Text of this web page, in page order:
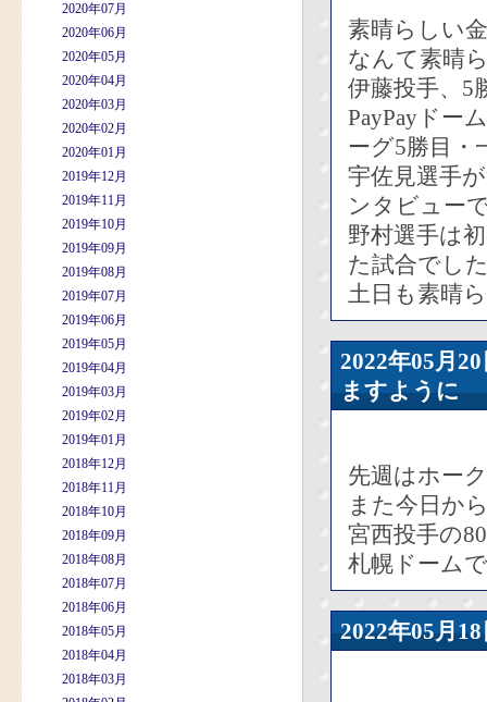
2020年07月
2020年06月
2020年05月
2020年04月
2020年03月
2020年02月
2020年01月
2019年12月
2019年11月
2019年10月
2019年09月
2019年08月
2019年07月
2019年06月
2019年05月
2019年04月
2019年03月
2019年02月
2019年01月
2018年12月
2018年11月
2018年10月
2018年09月
2018年08月
2018年07月
2018年06月
2018年05月
2018年04月
2018年03月
素晴らしい
なんて素晴
伊藤投手、5
PayPayドー
ーグ5勝目・
宇佐見選手
ンタビュー
野村選手は
た試合でし
土日も素晴
2022年05
ますように
先週はホー
また今日か
宮西投手の
札幌ドーム
2022年05